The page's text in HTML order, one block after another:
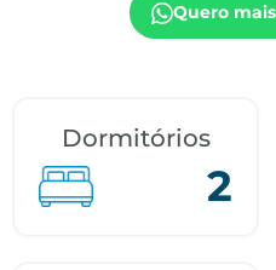
Quero
Dormitórios
2